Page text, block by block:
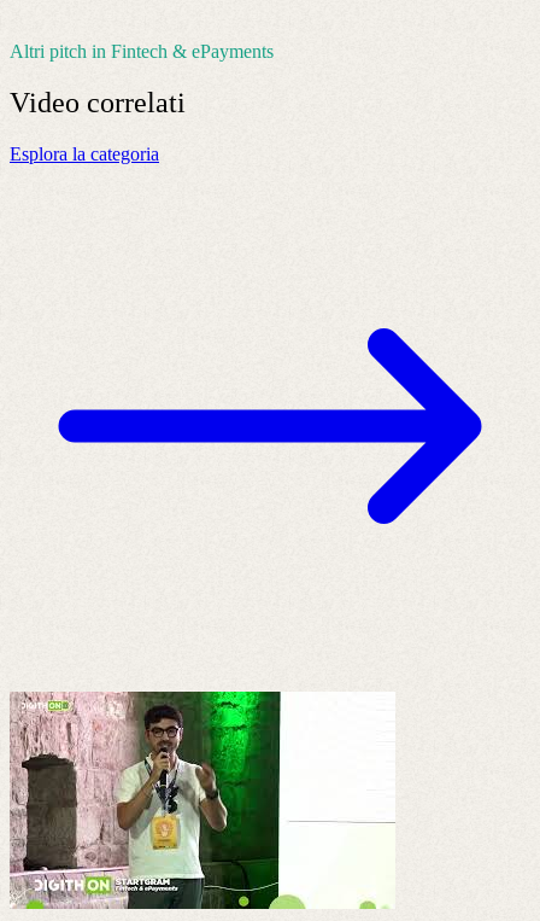
Altri pitch in Fintech & ePayments
Video correlati
Esplora la categoria